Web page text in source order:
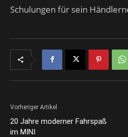
Schulungen für sein
Vorheriger Artikel
20 Jahre moderner Fahrspaß
im MINI